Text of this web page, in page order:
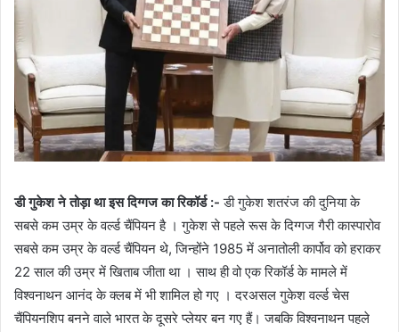
डी गुकेश ने तोड़ा था इस दिग्गज का रिकॉर्ड :- डी गुकेश शतरंज की दुनिया के
सबसे कम उम्र के वर्ल्ड चैंपियन है । गुकेश से पहले रूस के दिग्गज गैरी कास्पारोव
सबसे कम उम्र के वर्ल्ड चैंपियन थे, जिन्होंने 1985 में अनातोली कार्पोव को हराकर
22 साल की उम्र में खिताब जीता था । साथ ही वो एक रिकॉर्ड के मामले में
विश्वनाथन आनंद के क्लब में भी शामिल हो गए । दरअसल गुकेश वर्ल्ड चेस
चैंपियनशिप बनने वाले भारत के दूसरे प्लेयर बन गए हैं। जबकि विश्वनाथन पहले